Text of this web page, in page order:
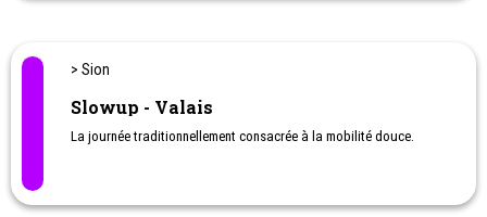
> Sion
Slowup - Valais
La journée traditionnellement consacrée à la mobilité douce.